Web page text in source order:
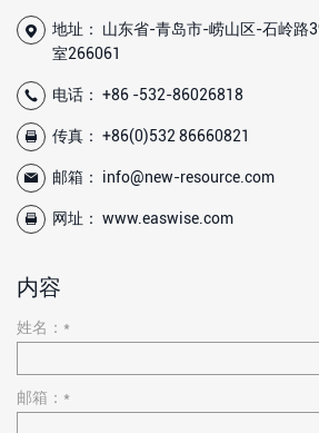
地址： 山东省-青岛市-崂山区-石岭路
室266061
电话： +86 -532-86026818
传真： +86(0)532 86660821
邮箱： info@new-resource.com
网址： www.easwise.com
内容
姓名：*
邮箱：*